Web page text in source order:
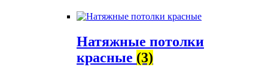
Натяжные потолки
красные (3)